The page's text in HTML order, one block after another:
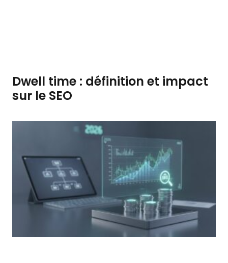
Dwell time : définition et impact
sur le SEO